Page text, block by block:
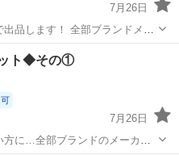
7月26日
品します！ 全部ブランドメー
ろしくお願いします★
ト◆その①
7月26日
方に…全部ブランドのメーカー